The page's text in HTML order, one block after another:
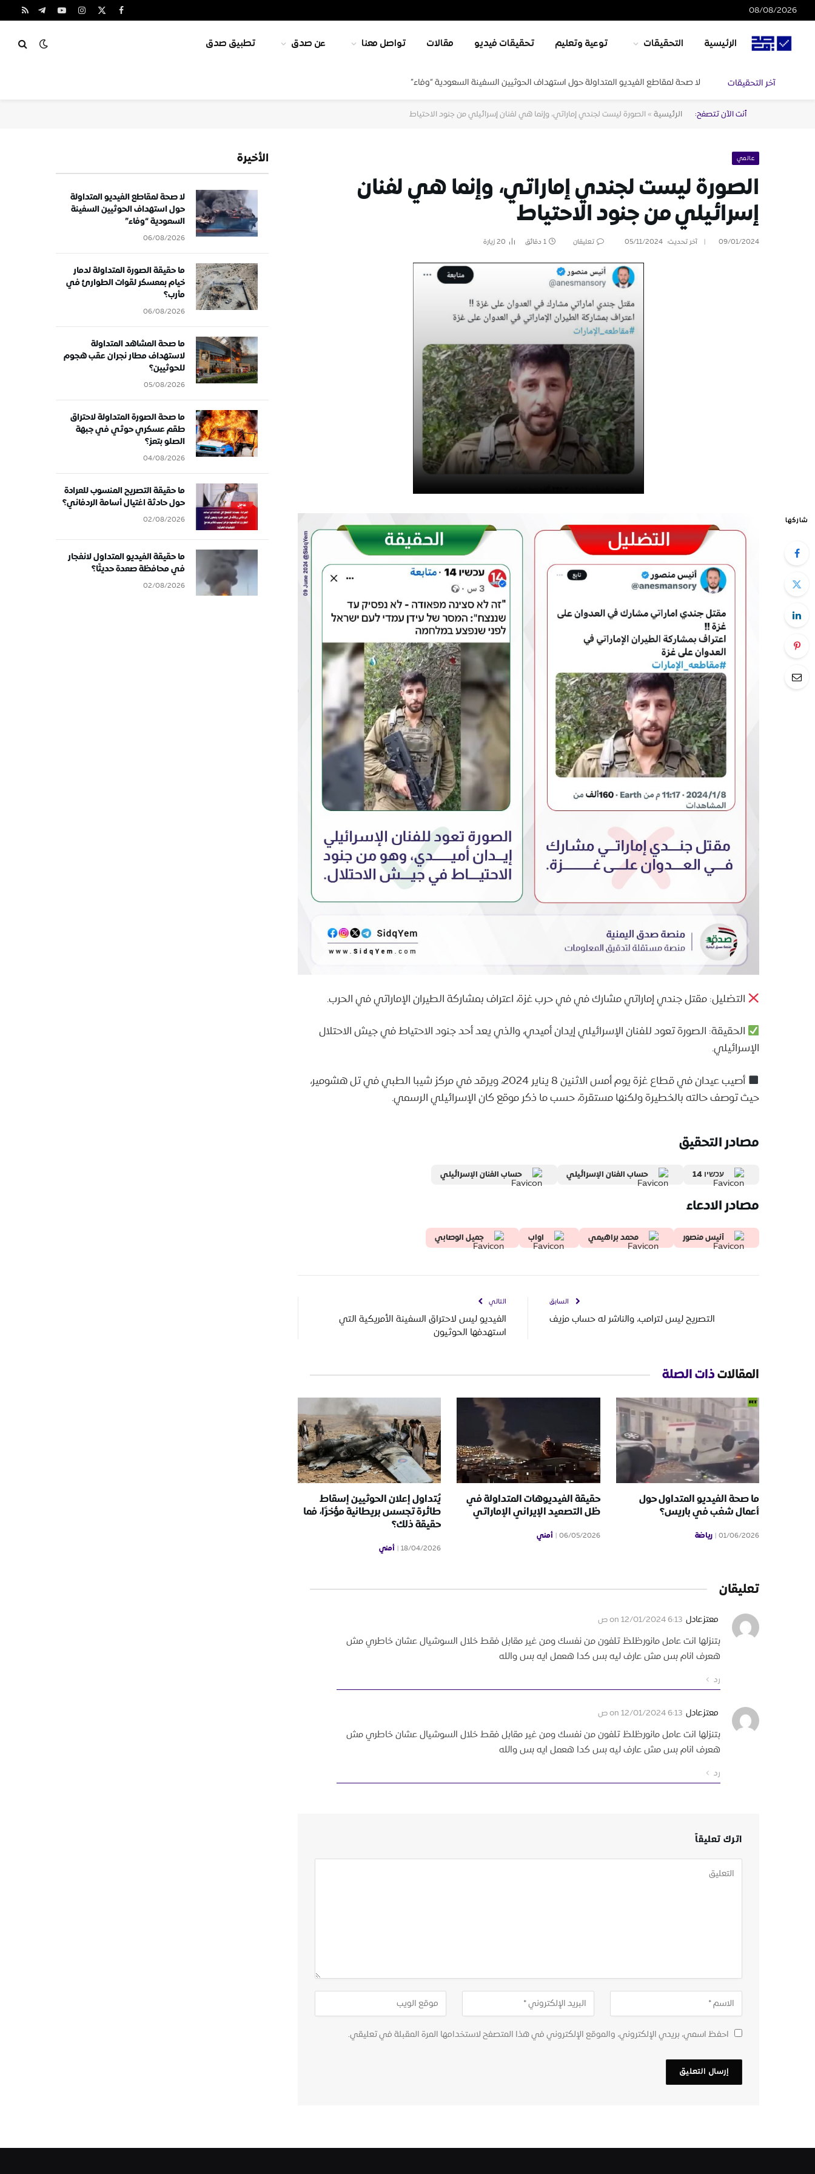
08/08/2026 فيسبوك
X
الانستغراميوتيوبتيلقرامRSS
الرئيسية التحقيقات توعية وتعليم تحقيقات فيديو مقالات تواصل معنا عن صدق تطبيق صدق
آخر التحقيقات لا صحة لمقاطع الفيديو المتداولة حول استهداف الحوثيين السفينة السعودية “وفاء”
أنت الآن تتصفح: الرئيسية» الصورة ليست لجندي إماراتي، وإنما هي لفنان إسرائيلي من جنود الاحتياط
عالمي
الصورة ليست لجندي إماراتي، وإنما هي لفنان
إسرائيلي من جنود الاحتياط
09/01/2024 آخر تحديث: 05/11/2024 تعليقان 1 دقائق 20زيارة
شاركها
التضليل: مقتل جندي إماراتي مشارك في في حرب غزة، اعتراف بمشاركة الطيران الإماراتي في الحرب.
الحقيقة: الصورة تعود للفنان الإسرائيلي إيدان أميدي، والذي يعد أحد جنود الاحتياط في جيش الاحتلال
الإسرائيلي.
أصيب عيدان في قطاع غزة يوم أمس الاثنين 8 يناير 2024، ويرقد في مركز شيبا الطبي في تل هشومير،
حيث توصف حالته بالخطيرة ولكنها مستقرة، حسب ما ذكر موقع كان الإسرائيلي الرسمي.
مصادر التحقيق
עכשיו 14 حساب الفنان الإسرائيلي حساب الفنان الإسرائيلي
مصادر الادعاء
أنيس منصور محمد براهيمي اواب جميل الوصابي
السابق
التصريح ليس لترامب، والناشر له حساب مزيف
التالي
الفيديو ليس لاحتراق السفينة الأمريكية التي
استهدفها الحوثيون
المقالاتذات الصلة
ما صحة الفيديو المتداول حول
أعمال شغب في باريس؟
01/06/2026 رياضة
حقيقة الفيديوهات المتداولة في
ظل التصعيد الإيراني الإماراتي
06/05/2026 أمني
يُتداول إعلان الحوثيين إسقاط
طائرة تجسس بريطانية مؤخرًا، فما
حقيقة ذلك؟
18/04/2026 أمني
تعليقان
معتزعادل 12/01/2024 6:13 ص
بتنزلها انت عامل مانورظلظ تلفون من نفسك ومن غير مقابل فقط خلال السوشيال عشان خاطري مش
هعرف انام بس مش عارف ليه بس كدا هعمل ايه بس والله
رد
معتزعادل 12/01/2024 6:13 ص
بتنزلها انت عامل مانورظلظ تلفون من نفسك ومن غير مقابل فقط خلال السوشيال عشان خاطري مش
هعرف انام بس مش عارف ليه بس كدا هعمل ايه بس والله
رد
اترك تعليقاً
احفظ اسمي، بريدي الإلكتروني، والموقع الإلكتروني في هذا المتصفح لاستخدامها المرة المقبلة في تعليقي.
الأخيرة
لا صحة لمقاطع الفيديو المتداولة
حول استهداف الحوثيين السفينة
السعودية “وفاء”
06/08/2026
ما حقيقة الصورة المتداولة لدمار
خيام بمعسكر لقوات الطوارئ في
مأرب؟
06/08/2026
ما صحة المشاهد المتداولة
لاستهداف مطار نجران عقب هجوم
للحوثيين؟
05/08/2026
ما صحة الصورة المتداولة لاحتراق
طقم عسكري حوثي في جبهة
الصلو بتعز؟
04/08/2026
ما حقيقة التصريح المنسوب للعرادة
حول حادثة اغتيال أسامة الردفاني؟
02/08/2026
ما حقيقة الفيديو المتداول لانفجار
في محافظة صعدة حديثًا؟
02/08/2026